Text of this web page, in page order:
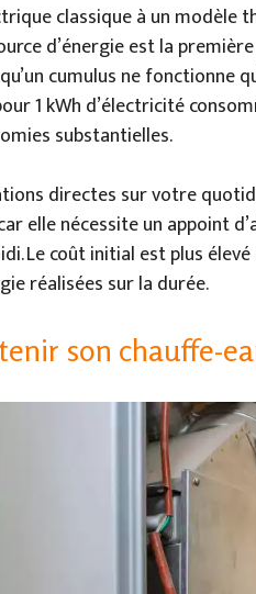
classique à un
d’énergie est la
cumulus ne fonctionne
1 kWh d’électricité
substantielles.
directes sur votre
elle nécessite un appoint
Le coût initial est plus
réalisées sur la durée.
son chauffe-